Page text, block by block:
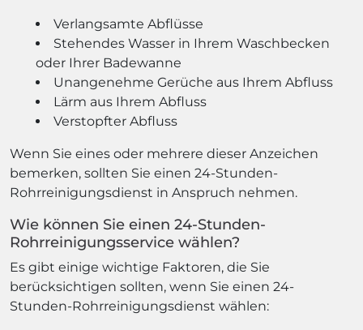
Verlangsamte Abflüsse
Stehendes Wasser in Ihrem Waschbecken
oder Ihrer Badewanne
Unangenehme Gerüche aus Ihrem Abfluss
Lärm aus Ihrem Abfluss
Verstopfter Abfluss
Wenn Sie eines oder mehrere dieser Anzeichen
bemerken, sollten Sie einen 24-Stunden-
Rohrreinigungsdienst in Anspruch nehmen.
Wie können Sie einen 24-Stunden-
Rohrreinigungsservice wählen?
Es gibt einige wichtige Faktoren, die Sie
berücksichtigen sollten, wenn Sie einen 24-
Stunden-Rohrreinigungsdienst wählen: